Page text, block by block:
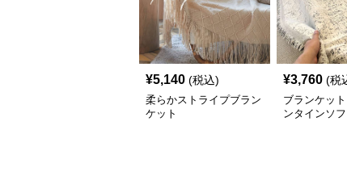
¥5,140 (税込)
柔らかストライプブラン
ケット
¥3,760 (税
ブランケッ
ンタインソ